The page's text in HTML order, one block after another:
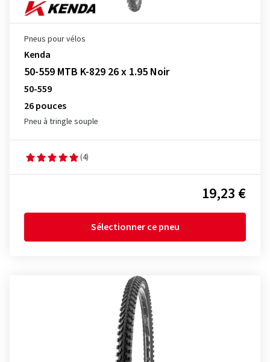
Pneus pour vélos
Kenda
50-559 MTB K-829 26 x 1.95 Noir
50-559
26 pouces
Pneu à tringle souple
(4)
19,23 €
Sélectionner ce pneu